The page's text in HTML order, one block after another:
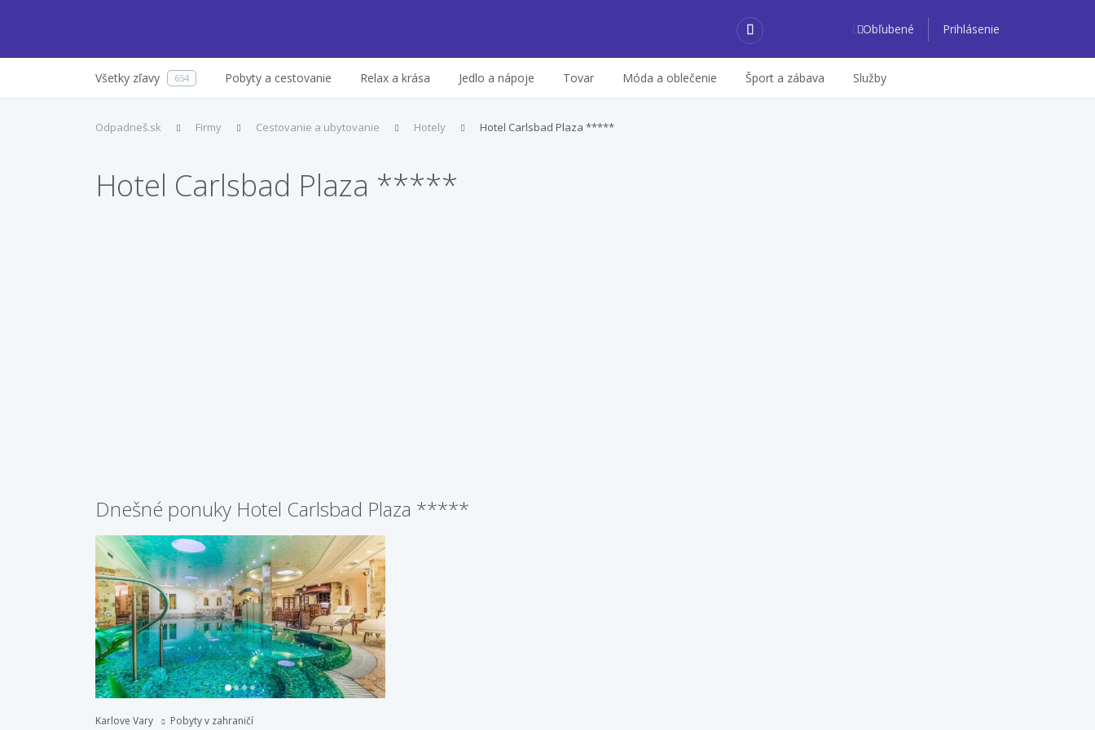
Obľubené Prihlásenie
Všetky zľavy 654 Pobyty a cestovanie Relax a krása Jedlo a nápoje Tovar Móda a oblečenie Šport a zábava Služby
Odpadneš.sk Firmy Cestovanie a ubytovanie Hotely Hotel Carlsbad Plaza *****
Hotel Carlsbad Plaza *****
Dnešné ponuky Hotel Carlsbad Plaza *****
Karlove Vary Pobyty v zahraničí